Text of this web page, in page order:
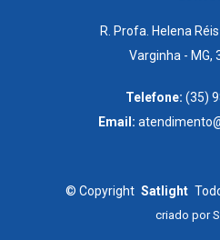
R. Profa. Helena
Varginha - MG,
Telefone: (35)
Email:
© Copyright Satlight
criado por